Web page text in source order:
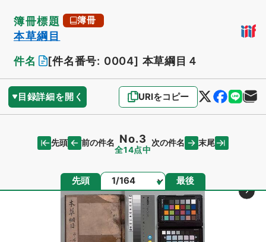
簿冊標題 簿冊
本草綱目
件名
[件名番号: 0004] 本草綱目４
目録詳細を開く URIをコピー
先頭 前の件名 No.3
全14点中
次の件名 末尾
先頭 ページ 最後